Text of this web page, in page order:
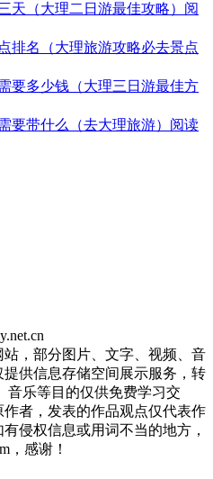
天（大理二日游最佳攻略） 阅
排名（大理旅游攻略必去景点
要多少钱（大理三日游最佳方
要带什么（去大理旅游） 阅读
，部分图片、文字、视频、音
供信息存储空间展示服务，转
音乐等目的仅供免费学习交
者，发表的作品观点仅代表作
侵权信息或用词不当的地方，
，感谢！